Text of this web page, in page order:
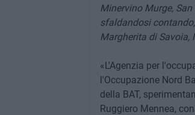
Minervino Murge,
sfaldandosi
Margherita di Savoia,
«L'Agenzia per
l'Occupazione Nord
della BAT,
Ruggiero Mennea,